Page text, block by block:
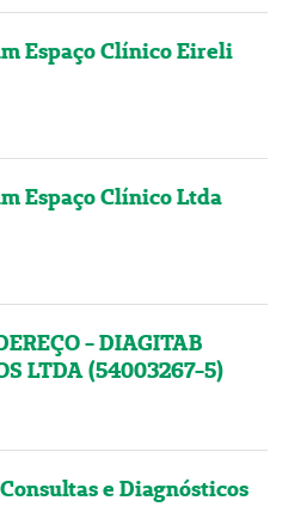
Espaço Clínico Eireli
Espaço Clínico Ltda
- DIAGITAB
LTDA (54003267-5)
e Diagnósticos